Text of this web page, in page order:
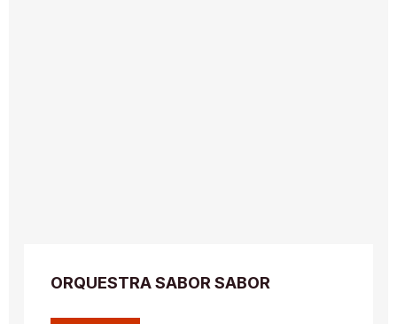
ORQUESTRA SABOR SABOR